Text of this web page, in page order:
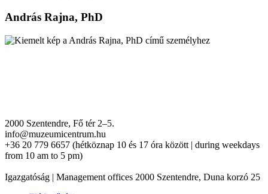
András Rajna, PhD
2000 Szentendre, Fő tér 2–5.
info@muzeumicentrum.hu
+36 20 779 6657 (hétköznap 10 és 17 óra között | during weekdays
from 10 am to 5 pm)
Igazgatóság | Management offices 2000 Szentendre, Duna korzó 25